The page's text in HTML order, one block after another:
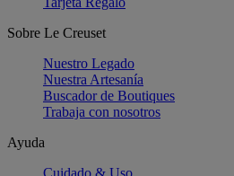
Sobre Le Creuset
Nuestro Legado
Nuestra Artesanía
Buscador de Boutiques
Trabaja con nosotros
Ayuda